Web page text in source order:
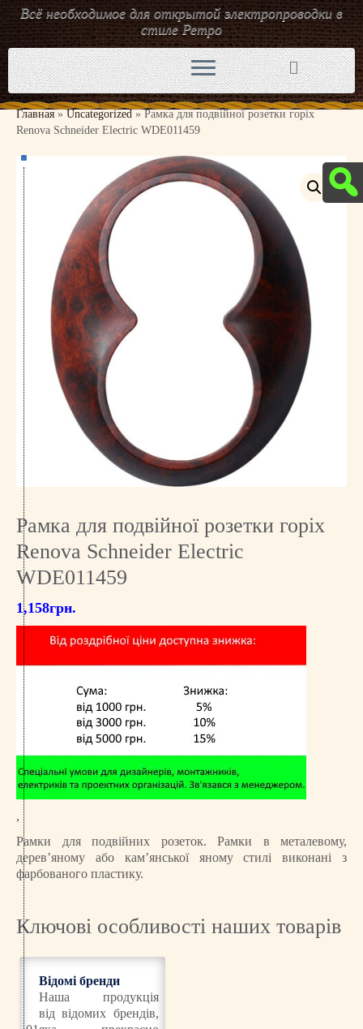
Перейти
к
содержимому
Всё необходимое для открытой электропроводки в
стиле Ретро
Главная » Uncategorized » Рамка для подвійної розетки горіх
Renova Schneider Electric WDE011459
Рамка для подвійної розетки горіх
Renova Schneider Electric
WDE011459
1,158грн.
,
Рамки для подвійних розеток. Рамки в металевому,
дерев’яному або кам’янської яному стилі виконані з
фарбованого пластику.
Ключові особливості наших товарів
Відомі бренди
Наша продукція
від відомих брендів,